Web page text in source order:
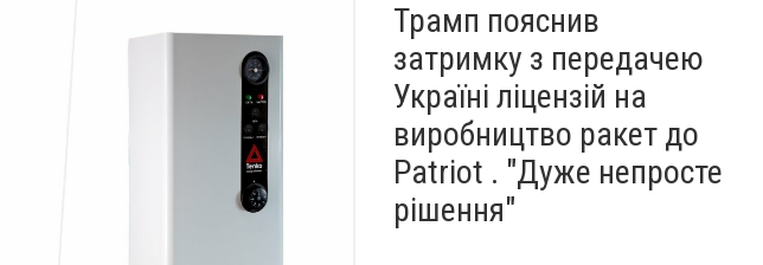
Трамп пояснив
затримку з передачею
Україні ліцензій на
виробництво ракет до
Patriot . "Дуже непросте
рішення"